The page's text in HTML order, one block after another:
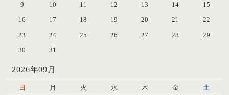
9
10 11 12 13 14
15
16
17 18 19 20 21
22
23
24 25 26 27 28
29
30
31
2026年09月
日 月 火 水 木 金 土